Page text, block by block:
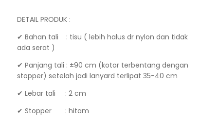
DETAIL PRODUK :
✔ Bahan tali : tisu ( lebih halus dr nylon dan tidak
ada serat )
✔ Panjang tali : ±90 cm (kotor terbentang dengan
stopper) setelah jadi lanyard terlipat 35-40 cm
✔ Lebar tali : 2 cm
✔ Stopper : hitam